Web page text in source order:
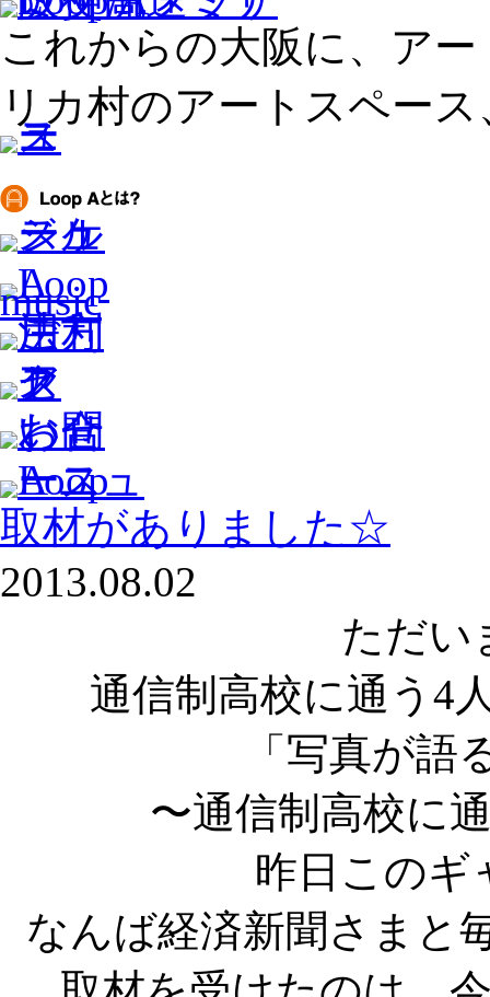
これからの大阪に、ア
リカ村のアートスペース
取材がありました☆
2013.08.02
ただい
通信制高校に通う4
「写真が語
〜通信制高校に
昨日このギ
なんば経済新聞さまと